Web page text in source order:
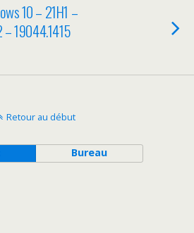
10 – 21H1 –
– 19044.1415
Retour au début
Bureau